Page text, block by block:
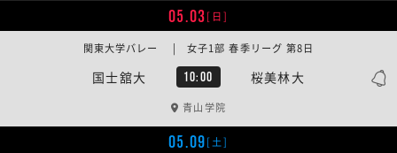
05.03[日]
国士舘大 10:00 桜美林大
関東大学バレー | 女子1部 春季リーグ 第8日
青山学院
05.09[土]